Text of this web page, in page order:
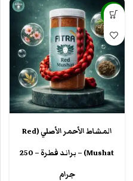
-25%
المشاط الأحمر الأصلي (Red
Mushat) – براند فطرة – 250
جرام